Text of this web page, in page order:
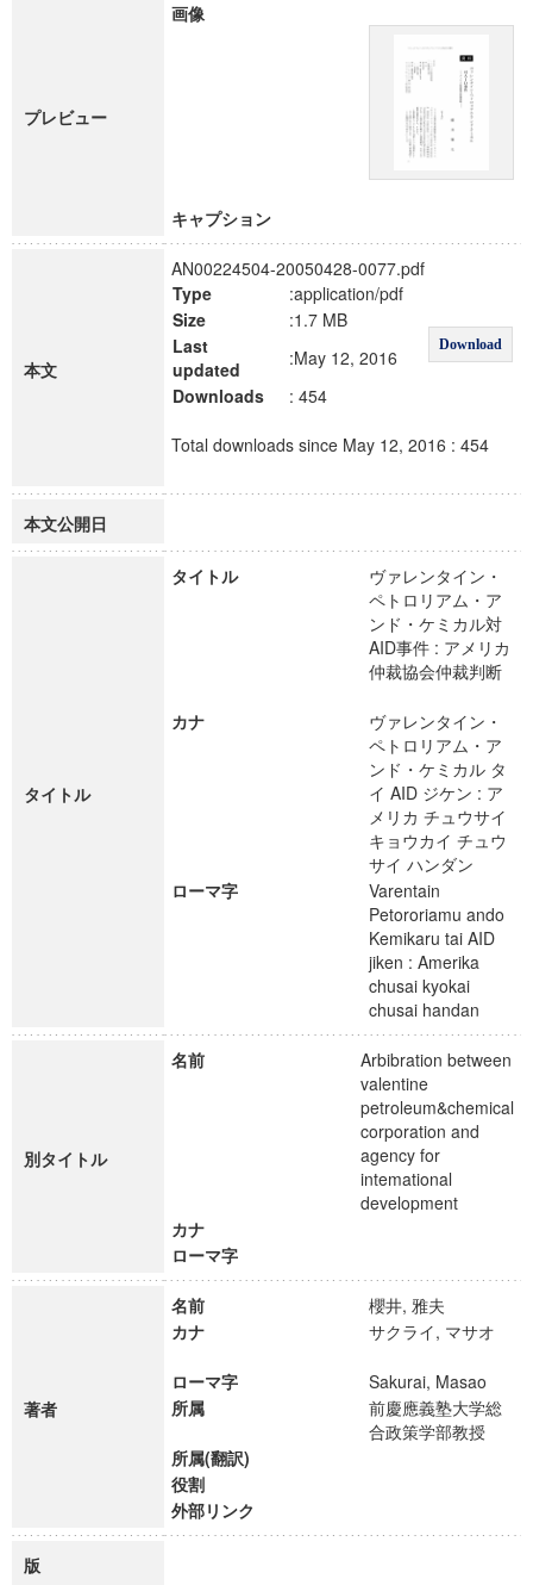
プレビュー
画像
キャプション
本文
AN00224504-20050428-0077.pdf
Type
:application/pdf
Download
Size
:1.7 MB
Last
updated
:May 12, 2016
Downloads
: 454
Total downloads since May 12, 2016 : 454
本文公開日
タイトル
タイトル
ヴァレンタイン・
ペトロリアム・ア
ンド・ケミカル対
AID事件 : アメリカ
仲裁協会仲裁判断
カナ
ヴァレンタイン・
ペトロリアム・ア
ンド・ケミカル タ
イ AID ジケン : ア
メリカ チュウサイ
キョウカイ チュウ
サイ ハンダン
ローマ字
Varentain
Petororiamu ando
Kemikaru tai AID
jiken : Amerika
chusai kyokai
chusai handan
別タイトル
名前
Arbibration between
valentine
petroleum&chemical
corporation and
agency for
intemational
development
カナ
ローマ字
著者
名前
櫻井, 雅夫
カナ
サクライ, マサオ
ローマ字
Sakurai, Masao
所属
前慶應義塾大学総
合政策学部教授
所属(翻訳)
役割
外部リンク
版